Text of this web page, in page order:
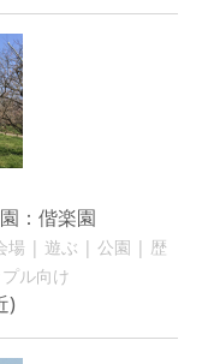
：偕楽園
場 | 遊ぶ | 公園 | 歴
ル向け
)